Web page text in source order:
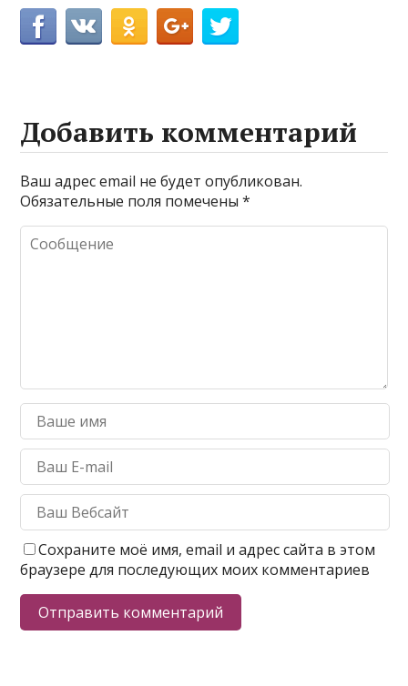
Добавить комментарий
Ваш адрес email не будет опубликован.
Обязательные поля помечены*
Сохраните моё имя, email и адрес сайта в этом
браузере для последующих моих комментариев